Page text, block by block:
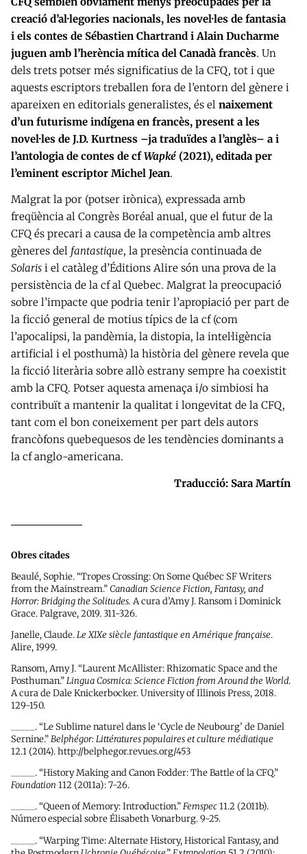
creació d’al·legories nacionals, les novel·les de fantasia
i els contes de Sébastien Chartrand i Alain Ducharme
juguen amb l’herència mítica del Canadà francès. Un
dels trets potser més significatius de la CFQ, tot i que
aquests escriptors treballen fora de l’entorn del gènere i
apareixen en editorials generalistes, és el naixement
d’un futurisme indígena en francès, present a les
novel·les de J.D. Kurtness –ja traduïdes a l’anglès– a i
l’antologia de contes de cfWapké (2021), editada per
l’eminent escriptor Michel Jean.
Malgrat la por (potser irònica), expressada amb
freqüència al Congrès Boréal anual, que el futur de la
CFQ és precari a causa de la competència amb altres
gèneres del fantastique, la presència continuada de
Solaris i el catàleg d’Éditions Alire són una prova de la
persistència de la cf al Quebec. Malgrat la preocupació
sobre l’impacte que podria tenir l’apropiació per part de
la ficció general de motius típics de la cf (com
l’apocalipsi, la pandèmia, la distopia, la intel·ligència
artificial i el posthumà) la història del gènere revela que
la ficció literària sobre allò estrany sempre ha coexistit
amb la CFQ. Potser aquesta amenaça i/o simbiosi ha
contribuït a mantenir la qualitat i longevitat de la CFQ,
tant com el bon coneixement per part dels autors
francòfons quebequesos de les tendències dominants a
la cf anglo-americana.
Traducció: Sara Martín
Obres citades
Beaulé, Sophie. “Tropes Crossing: On Some Québec SF Writers
from the Mainstream.”Canadian Science Fiction, Fantasy, and
Horror: Bridging the Solitudes. A cura d’Amy J. Ransom i Dominick
Grace. Palgrave, 2019. 311-326.
Janelle, Claude.Le XIXe siècle fantastique en Amérique française.
Alire, 1999.
Ransom, Amy J. “Laurent McAllister: Rhizomatic Space and the
Posthuman.”Lingua Cosmica: Science Fiction from Around the World.
A cura de Dale Knickerbocker. University of Illinois Press, 2018.
129-150.
_____. “Le Sublime naturel dans le ‘Cycle de Neubourg’ de Daniel
Sernine.”Belphégor: Littératures populaires et culture médiatique
12.1 (2014). http://belphegor.revues.org/453
_____. “History Making and Canon Fodder: The Battle of la CFQ.”
Foundation 112 (2011a): 7-26.
_____. “Queen of Memory: Introduction.”Femspec11.2 (2011b).
Número especial sobre Élisabeth Vonarburg. 9-25.
_____. “Warping Time: Alternate History, Historical Fantasy, and